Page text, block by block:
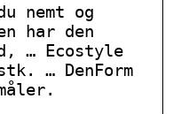
nemt og
har den
… Ecostyle
… DenForm